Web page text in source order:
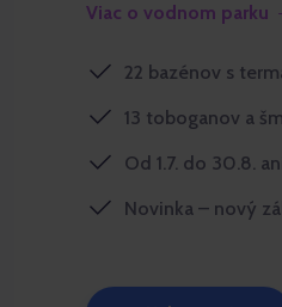
Viac o vodnom parku
22 bazénov s
13 toboganov a
Od 1.7. do 30.8.
Novinka – nový